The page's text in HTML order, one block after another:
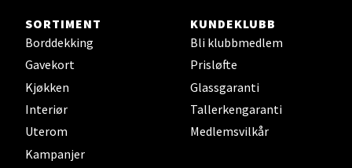
SORTIMENT
Borddekking
Gavekort
Kjøkken
Interiør
Uterom
Kampanjer
KUNDEKLUBB
Bli klubbmedlem
Prisløfte
Glassgaranti
Tallerkengaranti
Medlemsvilkår
Gartnerveien 16, 4016 Stavanger
Åpent i dag 10-20
Velg